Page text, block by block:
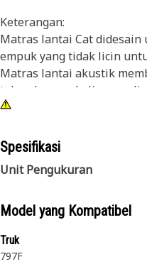
Keterangan:
Matras lantai Cat
empuk yang tidak licin
Matras lantai akustik
tahan lama sekaligus
• Warna: Abu-abu Gelap
• Isolasi akustik dalam
• Memberikan permukaan
• Mudah dibersihkan
Aplikasi:
Spesifikasi
Unit Pengukuran
Model yang Kompatibel
Truk
797F